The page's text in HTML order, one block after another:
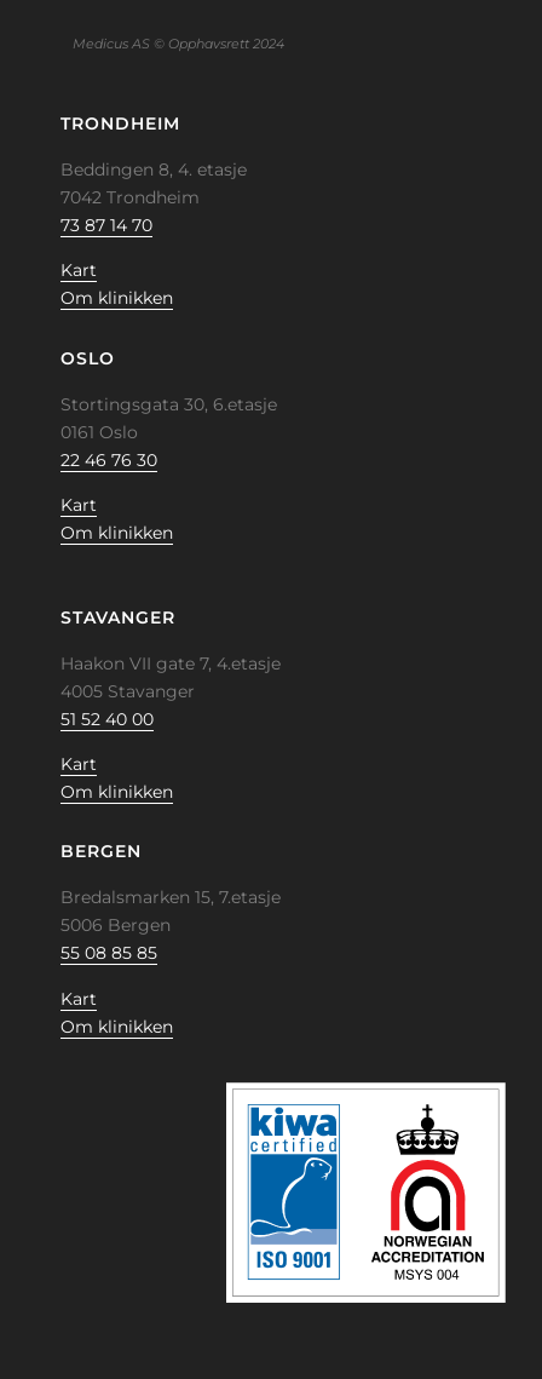
Medicus AS © Opphavsrett 2024
TRONDHEIM
Beddingen 8, 4. etasje
7042 Trondheim
73 87 14 70
Kart
Om klinikken
OSLO
Stortingsgata 30, 6.etasje
0161 Oslo
22 46 76 30
Kart
Om klinikken
STAVANGER
Haakon VII gate 7, 4.etasje
4005 Stavanger
51 52 40 00
Kart
Om klinikken
BERGEN
Bredalsmarken 15, 7.etasje
5006 Bergen
55 08 85 85
Kart
Om klinikken